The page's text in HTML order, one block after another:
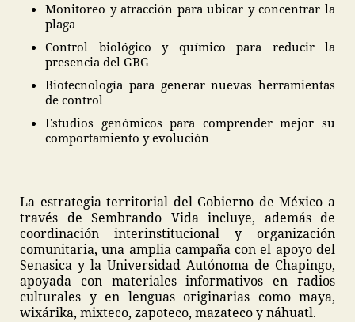
Monitoreo y atracción para ubicar y concentrar la
plaga
Control biológico y químico para reducir la
presencia del GBG
Biotecnología para generar nuevas herramientas
de control
Estudios genómicos para comprender mejor su
comportamiento y evolución
La estrategia territorial del Gobierno de México a
través de Sembrando Vida incluye, además de
coordinación interinstitucional y organización
comunitaria, una amplia campaña con el apoyo del
Senasica y la Universidad Autónoma de Chapingo,
apoyada con materiales informativos en radios
culturales y en lenguas originarias como maya,
wixárika, mixteco, zapoteco, mazateco y náhuatl.